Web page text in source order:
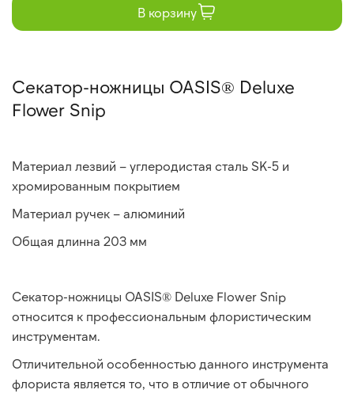
В корзину
Секатор-ножницы OASIS® Deluxe
Flower Snip
Материал лезвий – углеродистая сталь SK-5 и
хромированным покрытием
Материал ручек – алюминий
Общая длинна 203 мм
Секатор-ножницы OASIS® Deluxe Flower Snip
относится к профессиональным флористическим
инструментам.
Отличительной особенностью данного инструмента
флориста является то, что в отличие от обычного